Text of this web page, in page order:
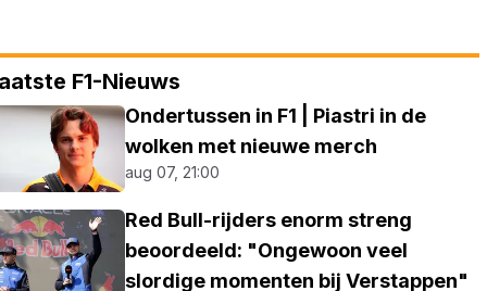
F1-Nieuws
Ondertussen in F1 | Piastri in de
wolken met nieuwe merch
aug 07, 21:00
Red Bull-rijders enorm streng
beoordeeld: "Ongewoon veel
slordige momenten bij Verstappen"